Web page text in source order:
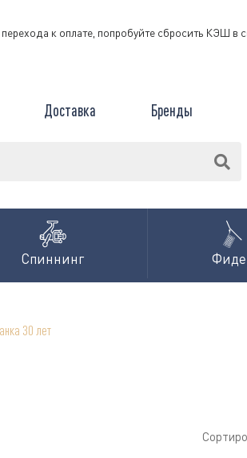
к оплате, попробуйте сбросить КЭШ в
Доставка Бренды
Спиннинг
30 лет